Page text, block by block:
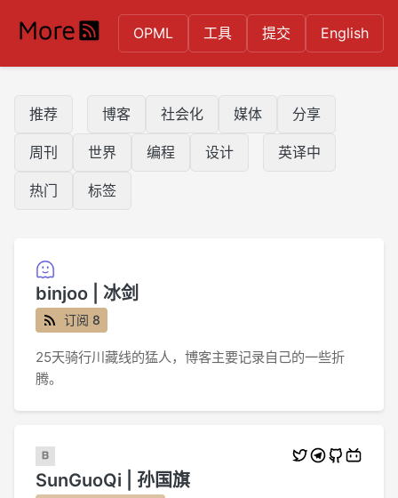
OPML 工具 提交 English
推荐 博客 社会化 媒体 分享
周刊 世界 编程 设计 英译中
热门 标签
binjoo | 冰剑
订阅 8
25天骑行川藏线的猛人，博客主要记录自己的一些折
腾。
SunGuoQi | 孙国旗